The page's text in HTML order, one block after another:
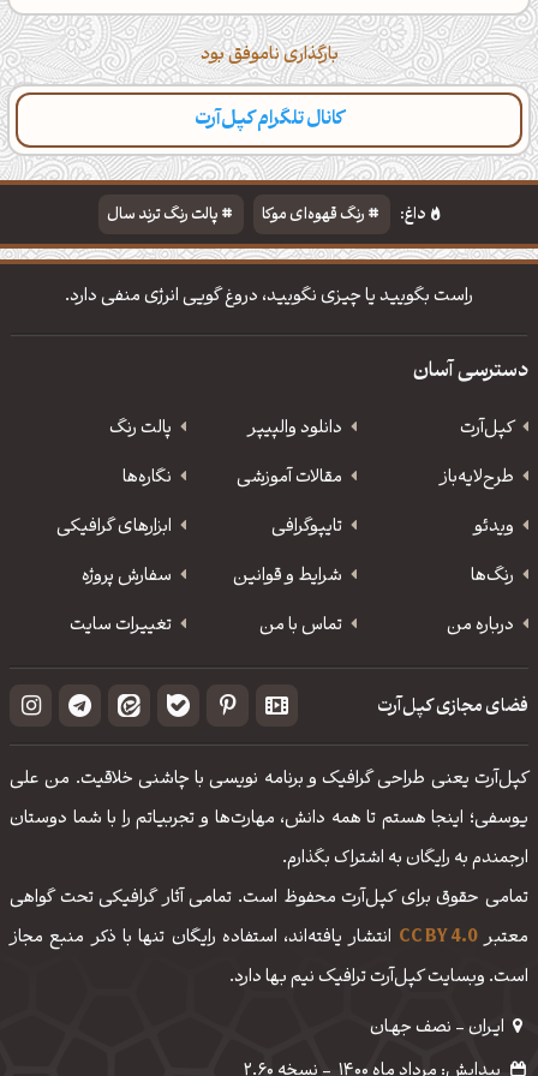
بارگذاری ناموفق بود
کانال تلگرام کپل‌آرت
داغ: رنگ قهوه‌ای موکا
پالت رنگ ترند سال
دانلود والپیپر مذهبی
تایپوگرافی شعر مولانا
راست بگویید یا چیزی نگویید، دروغ گویی انرژی منفی دارد.
دسترسی آسان
کپل‌آرت دانلود‌ والپیپر
پالت رنگ
طرح‌لایه‌باز
مقالات آموزشی
نگاره‌ها
ویدئو
‌تایپوگرافی
ابزارهای گرافیکی
رنگ‌ها
شرایط و قوانین
سفارش پروژه
درباره من
تماس با من تغییرات سایت
فضای مجازی کپل‌آرت
کپل‌آرت یعنی طراحی گرافیک و برنامه نویسی با چاشنی خلاقیت. من علی
یوسفی؛ اینجا هستم تا همه دانش، مهارت‌‌ها و تجربیاتم را با شما دوستان
ارجمندم به رایگان به اشتراک بگذارم.
تمامی حقوق برای کپل‌آرت محفوظ است. تمامی آثار گرافیکی تحت گواهی
معتبرCC BY 4.0 انتشار یافته‌اند، استفاده رایگان تنها با ذکر منبع مجاز
است. وبسایت کپل‌آرت ترافیک نیم بها دارد.
ایـران - نصف جهـان